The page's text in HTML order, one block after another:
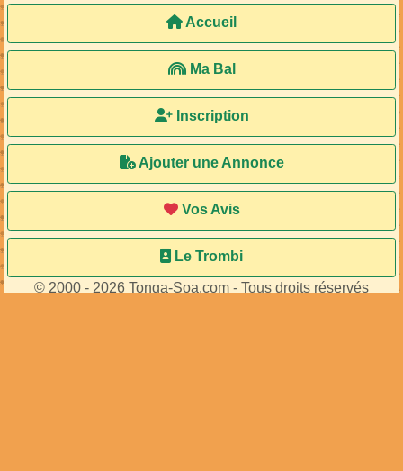
Accueil
Ma Bal
Inscription
Ajouter une Annonce
Vos Avis
Le Trombi
© 2000 - 2026 Tonga-Soa.com - Tous droits réservés